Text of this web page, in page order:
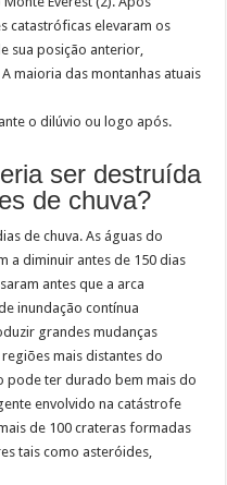
catastróficas elevaram os
sua posição anterior,
maioria das montanhas atuais
o dilúvio ou logo após.
ser destruída
de chuva?
de chuva. As águas do
a diminuir antes de 150 dias
antes que a arca
inundação contínua
grandes mudanças
mais distantes do
pode ter durado bem mais do
envolvido na catástrofe
de 100 crateras formadas
tais como asteróides,